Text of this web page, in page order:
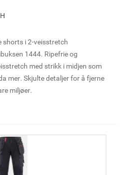
shorts i 2-veisstretch
1444. Ripefrie og
med strikk i midjen som
mer. Skjulte detaljer for å fjerne
miljøer.